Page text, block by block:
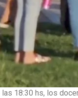
las 18:30 hs, los